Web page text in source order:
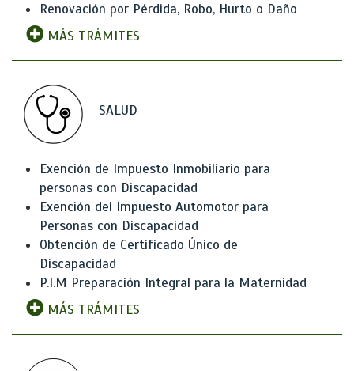
Renovación por Pérdida, Robo, Hurto o Daño
MÁS TRÁMITES
SALUD
Exención de Impuesto Inmobiliario para
personas con Discapacidad
Exención del Impuesto Automotor para
Personas con Discapacidad
Obtención de Certificado Único de
Discapacidad
P.I.M Preparación Integral para la Maternidad
MÁS TRÁMITES